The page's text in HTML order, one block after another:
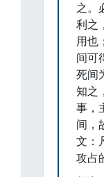
之。
利之
用也
间可
死间
知之
事，
间，
文：
攻占